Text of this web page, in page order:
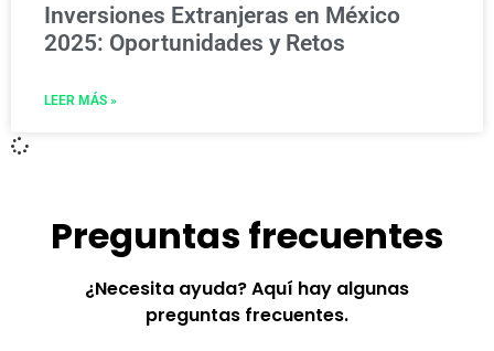
Inversiones Extranjeras en México
2025: Oportunidades y Retos
LEER MÁS »
Preguntas frecuentes
¿Necesita ayuda? Aquí hay algunas
preguntas frecuentes.